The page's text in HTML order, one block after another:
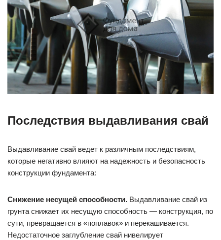
Последствия выдавливания свай
Выдавливание свай ведет к различным последствиям,
которые негативно влияют на надежность и безопасность
конструкции фундамента:
Снижение несущей способности. Выдавливание свай из
грунта снижает их несущую способность — конструкция, по
сути, превращается в «поплавок» и перекашивается.
Недостаточное заглубление свай нивелирует